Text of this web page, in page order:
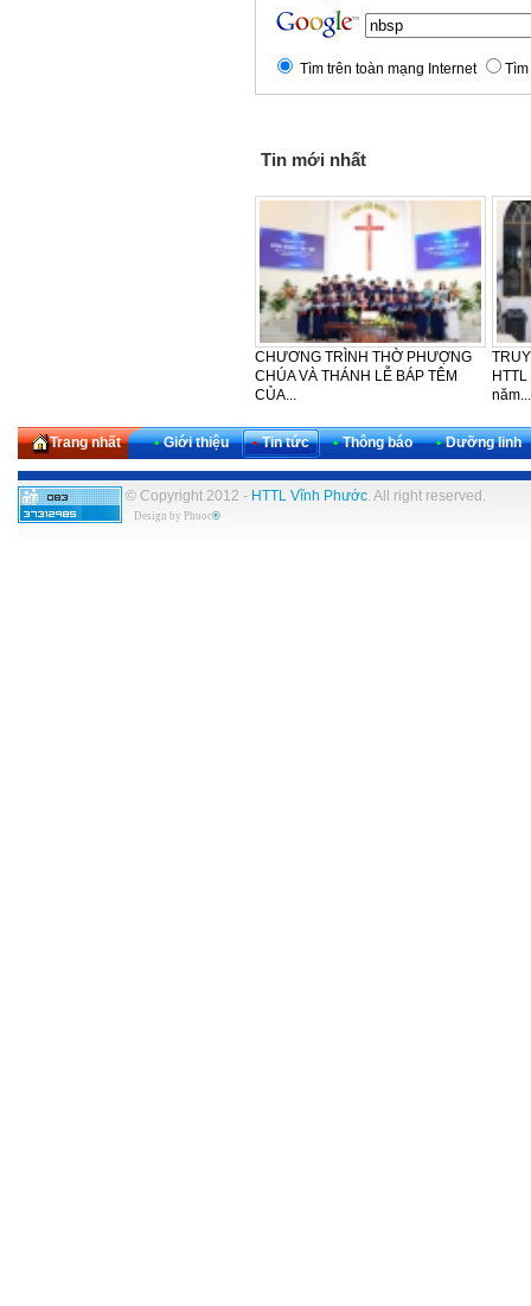
Tìm trên toàn mạng Internet
Tin mới nhất
CẢM TẠ – SINH NHẬT LẦN THỨ
42 CỦA BAN PHỤ NỮ HTTL
VĨNH...
Trang nhất • Giới thiệu • Tin tức • Thông báo • Dưỡng linh
© Copyright 2012 - HTTL Vĩnh Phước. All right reserved.
Design by Phuoc®